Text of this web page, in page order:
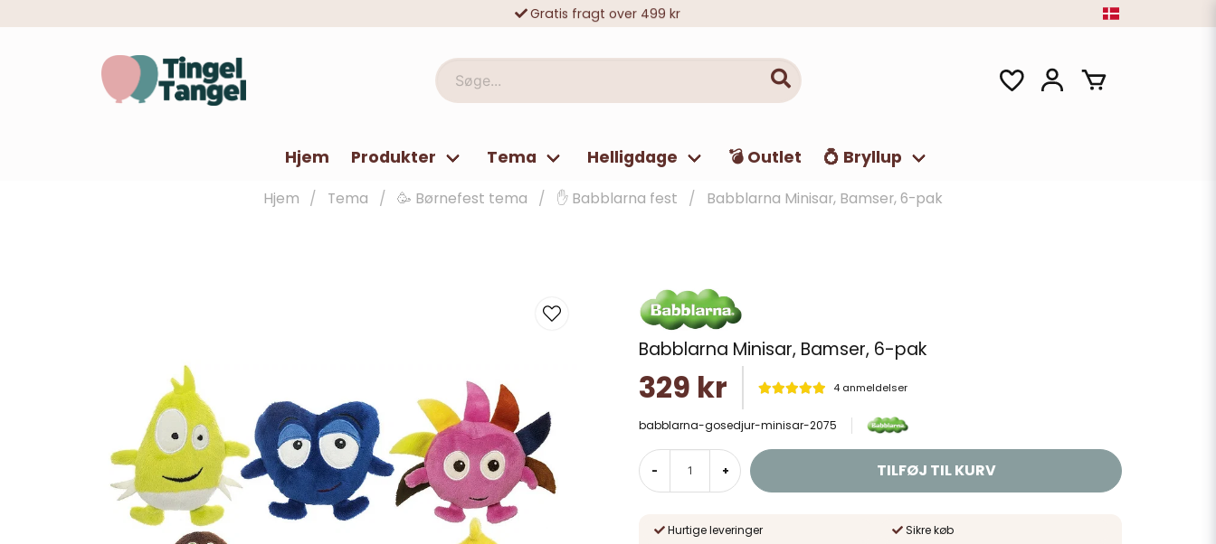
Gratis fragt over 499 kr
Søge...
Hjem Produkter Tema Helligdage 💣 Outlet 💍 Bryllup
Hjem Tema 🥳 Børnefest tema ✋ Babblarna fest Babblarna Minisar, Bamser, 6-pak
Babblarna Minisar, Bamser, 6-pak
329 kr 4 anmeldelser
babblarna-gosedjur-minisar-2075
- + TILFØJ TIL KURV
Hurtige leveringer
Sikre køb